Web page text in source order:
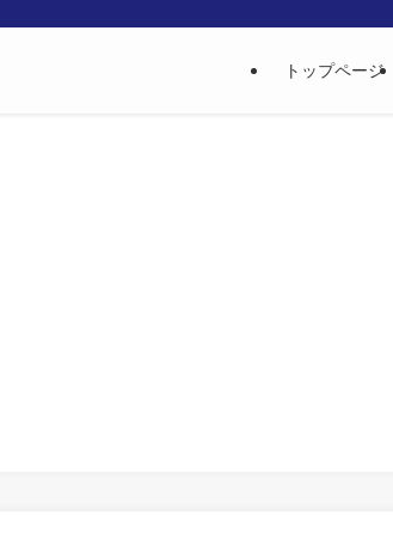
トップページ